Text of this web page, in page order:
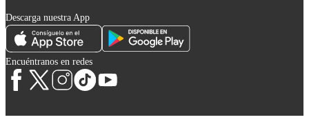
Descarga nuestra App
Encuéntranos en redes